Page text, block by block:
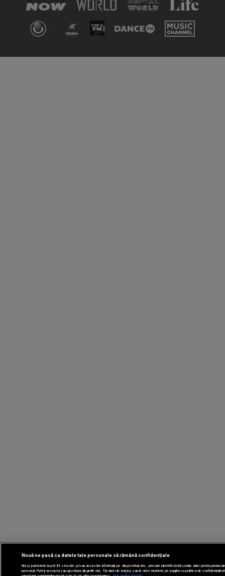
Nouă ne pasă ca datele tale personale să rămână confidențiale
Noi și partenerii noștri31 stocăm și/sau accesăm informații pe dispozitivul dvs., precum identificatorii cookie unici pentru
personal. Puteți accepta sau gestiona alegerile dvs. făcând clic mai jos sau în orice moment, pe pagina cu politica de